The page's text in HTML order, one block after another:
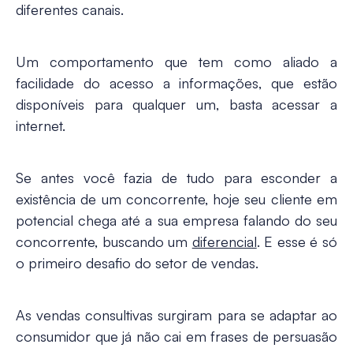
diferentes canais.
Um comportamento que tem como aliado a
facilidade do acesso a informações, que estão
disponíveis para qualquer um, basta acessar a
internet.
Se antes você fazia de tudo para esconder a
existência de um concorrente, hoje seu cliente em
potencial chega até a sua empresa falando do seu
concorrente, buscando um diferencial. E esse é só
o primeiro desafio do setor de vendas.
As vendas consultivas surgiram para se adaptar ao
consumidor que já não cai em frases de persuasão